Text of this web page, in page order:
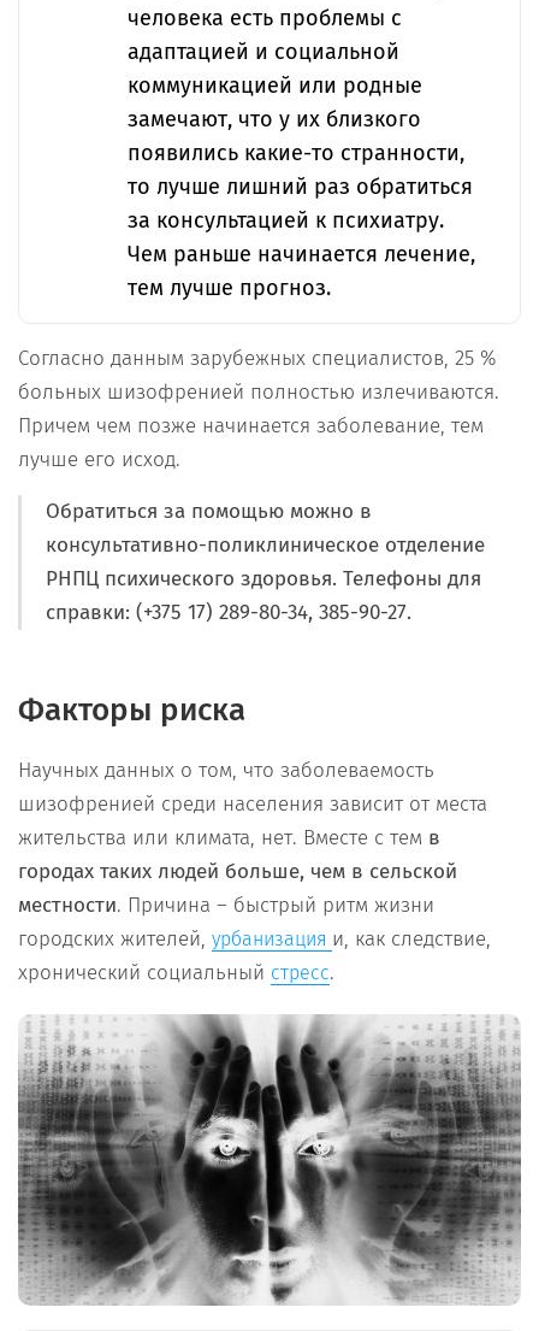
человека есть проблемы с
адаптацией и социальной
коммуникацией или родные
замечают, что у их близкого
появились какие-то странности,
то лучше лишний раз обратиться
за консультацией к психиатру.
Чем раньше начинается лечение,
тем лучше прогноз.
Согласно данным зарубежных специалистов, 25 %
больных шизофренией полностью излечиваются.
Причем чем позже начинается заболевание, тем
лучше его исход.
Обратиться за помощью можно в
консультативно-поликлиническое отделение
РНПЦ психического здоровья. Телефоны для
справки: (+375 17) 289-80-34, 385-90-27.
Факторы риска
Научных данных о том, что заболеваемость
шизофренией среди населения зависит от места
жительства или климата, нет. Вместе с тем в
городах таких людей больше, чем в сельской
местности. Причина – быстрый ритм жизни
городских жителей, урбанизация и, как следствие,
хронический социальный стресс.